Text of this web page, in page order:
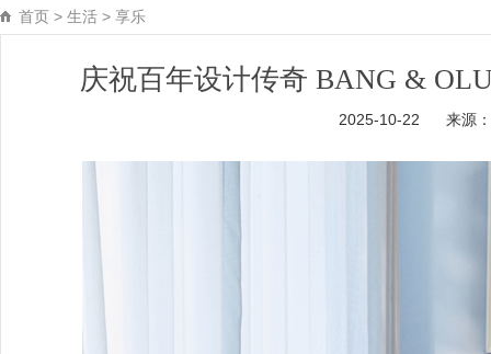
首页 > 生活 > 享乐
庆祝百年设计传奇 BANG &
2025-10-22 来源